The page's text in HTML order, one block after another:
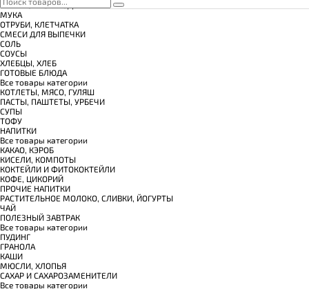
МАКАРОННЫЕ ИЗДЕЛИЯ
МУКА
ОТРУБИ, КЛЕТЧАТКА
СМЕСИ ДЛЯ ВЫПЕЧКИ
СОЛЬ
СОУСЫ
ХЛЕБЦЫ, ХЛЕБ
ГОТОВЫЕ БЛЮДА
Все товары категории
КОТЛЕТЫ, МЯСО, ГУЛЯШ
ПАСТЫ, ПАШТЕТЫ, УРБЕЧИ
СУПЫ
ТОФУ
НАПИТКИ
Все товары категории
КАКАО, КЭРОБ
КИСЕЛИ, КОМПОТЫ
КОКТЕЙЛИ И ФИТОКОКТЕЙЛИ
КОФЕ, ЦИКОРИЙ
ПРОЧИЕ НАПИТКИ
РАСТИТЕЛЬНОЕ МОЛОКО, СЛИВКИ, ЙОГУРТЫ
ЧАЙ
ПОЛЕЗНЫЙ ЗАВТРАК
Все товары категории
ПУДИНГ
ГРАНОЛА
КАШИ
МЮСЛИ, ХЛОПЬЯ
САХАР И САХАРОЗАМЕНИТЕЛИ
Все товары категории